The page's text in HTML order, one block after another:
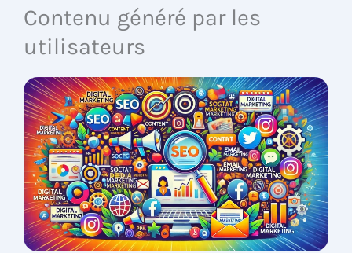
Contenu généré par les
utilisateurs